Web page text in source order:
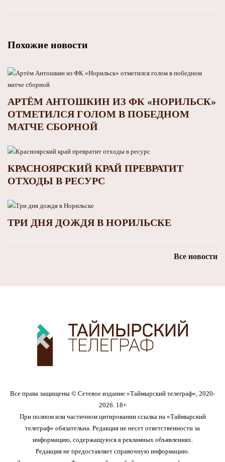
Похожие новости
АРТЁМ АНТОШКИН ИЗ ФК «НОРИЛЬСК»
ОТМЕТИЛСЯ ГОЛОМ В ПОБЕДНОМ
МАТЧЕ СБОРНОЙ
КРАСНОЯРСКИЙ КРАЙ ПРЕВРАТИТ
ОТХОДЫ В РЕСУРС
ТРИ ДНЯ ДОЖДЯ В НОРИЛЬСКЕ
Все новости
Все права защищены © Сетевое издание «Таймырский телеграф», 2020-
2026. 18+
При полном или частичном цитировании ссылка на «Таймырский
телеграф» обязательна. Редакция не несет ответственности за
информацию, содержащуюся в рекламных объявлениях.
Редакция не предоставляет справочную информацию.